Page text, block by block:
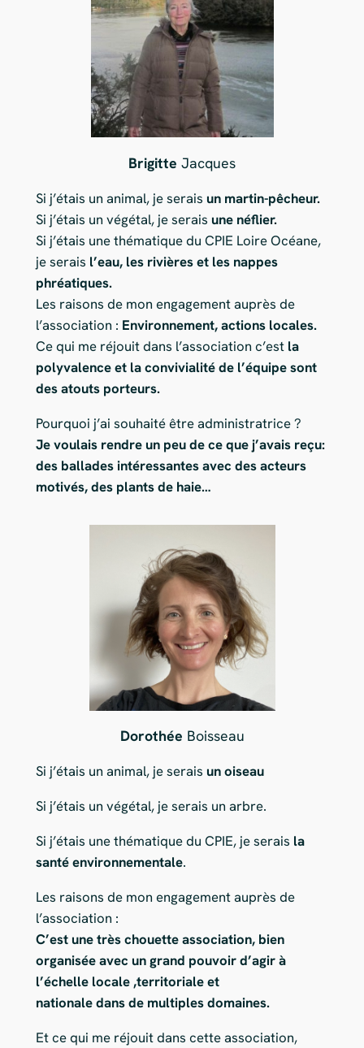
Brigitte Jacques
Si j’étais un animal, je serais un martin-pêcheur.
Si j’étais un végétal, je serais une néflier.
Si j’étais une thématique du CPIE Loire Océane,
je serais l’eau, les rivières et les nappes
phréatiques.
Les raisons de mon engagement auprès de
l’association : Environnement, actions locales.
Ce qui me réjouit dans l’association c’est la
polyvalence et la convivialité de l’équipe sont
des atouts porteurs.
Pourquoi j’ai souhaité être administratrice ?
Je voulais rendre un peu de ce que j’avais reçu:
des ballades intéressantes avec des acteurs
motivés, des plants de haie…
Dorothée Boisseau
Si j’étais un animal, je serais un oiseau
Si j’étais un végétal, je serais un arbre.
Si j’étais une thématique du CPIE, je serais la
santé environnementale.
Les raisons de mon engagement auprès de
l’association :
C’est une très chouette association, bien
organisée avec un grand pouvoir d’agir à
l’échelle locale ,territoriale et
nationale dans de multiples domaines.
Et ce qui me réjouit dans cette association,